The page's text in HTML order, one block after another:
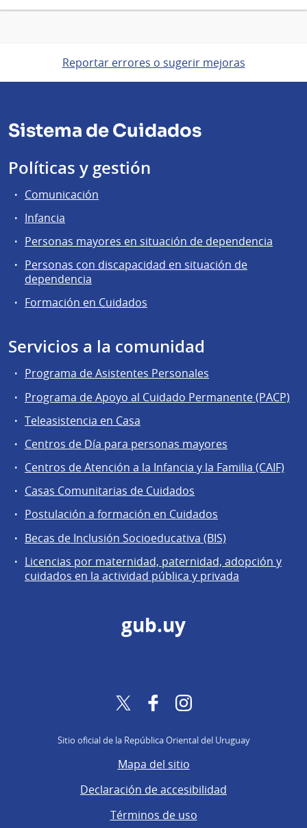
Reportar errores o sugerir mejoras
Sistema de Cuidados
Políticas y gestión
Comunicación
Infancia
Personas mayores en situación de dependencia
Personas con discapacidad en situación de
dependencia
Formación en Cuidados
Servicios a la comunidad
Programa de Asistentes Personales
Programa de Apoyo al Cuidado Permanente (PACP)
Teleasistencia en Casa
Centros de Día para personas mayores
Centros de Atención a la Infancia y la Familia (CAIF)
Casas Comunitarias de Cuidados
Postulación a formación en Cuidados
Becas de Inclusión Socioeducativa (BIS)
Licencias por maternidad, paternidad, adopción y
cuidados en la actividad pública y privada
gub.uy
Twitter FacebookInstagram
Sitio oficial de la República Oriental del Uruguay
Mapa del sitio
Declaración de accesibilidad
Términos de uso